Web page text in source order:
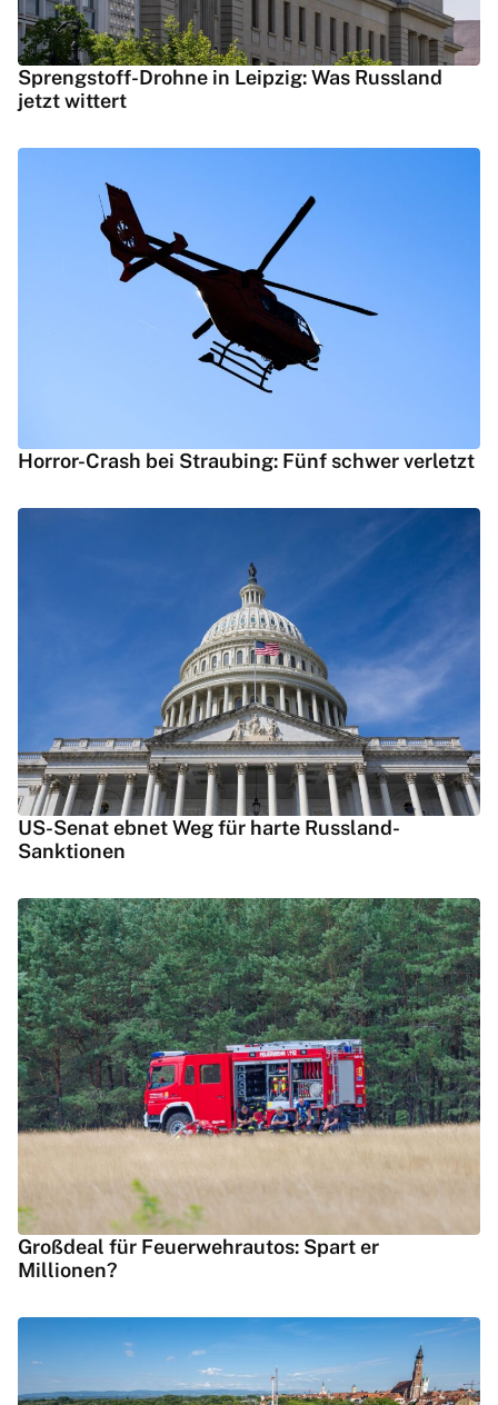
Sprengstoff-Drohne in Leipzig: Was Russland
jetzt wittert
Horror-Crash bei Straubing: Fünf schwer verletzt
US-Senat ebnet Weg für harte Russland-
Sanktionen
Großdeal für Feuerwehrautos: Spart er
Millionen?